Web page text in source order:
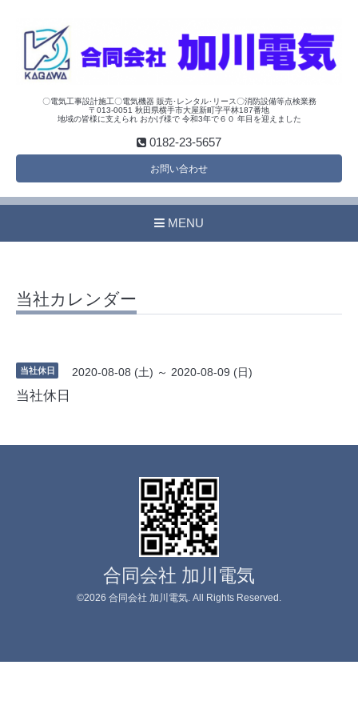
〇電気工事設計施工〇電気機器 販売･レンタル･リース〇消防設備等点検業務
〒013-0051 秋田県横手市大屋新町字平林187番地
地域の皆様に支えられ おかげ様で 令和3年で６０ 年目を迎えました
0182-23-5657
お問い合わせ
MENU
当社カレンダー
当社休日 2020-08-08 (土) ～ 2020-08-09 (日)
当社休日
合同会社 加川電気
©2026 合同会社 加川電気 . All Rights Reserved.